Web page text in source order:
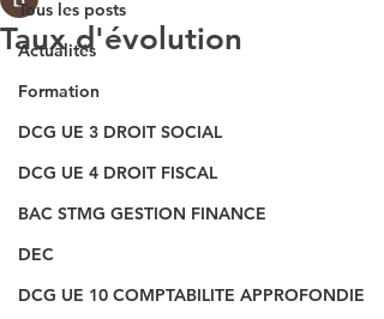
Tous les posts
Actualités
Formation
DCG UE 3 DROIT SOCIAL
DCG UE 4 DROIT FISCAL
BAC STMG GESTION FINANCE
DEC
DCG UE 10 COMPTABILITE APPROFONDIE
Taux d'évolution